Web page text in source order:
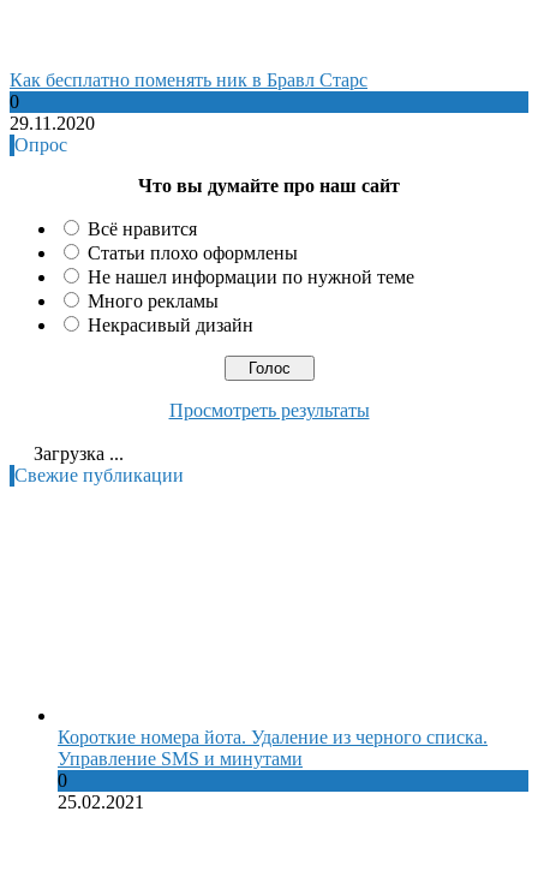
Как бесплатно поменять ник в Бравл Старс
0
29.11.2020
Опрос
Что вы думайте про наш сайт
Всё нравится
Статьи плохо оформлены
Не нашел информации по нужной теме
Много рекламы
Некрасивый дизайн
Просмотреть результаты
Загрузка ...
Свежие публикации
Короткие номера йота. Удаление из черного списка.
Управление SMS и минутами
0
25.02.2021